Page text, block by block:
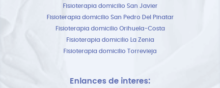
Fisioterapia domicilio San Javier
Fisioterapia domicilio San Pedro Del Pinatar
Fisioterapia domicilio Orihuela-Costa
Fisioterapia domicilio La Zenia
Fisioterapia domicilio Torrevieja
Enlances de interes: